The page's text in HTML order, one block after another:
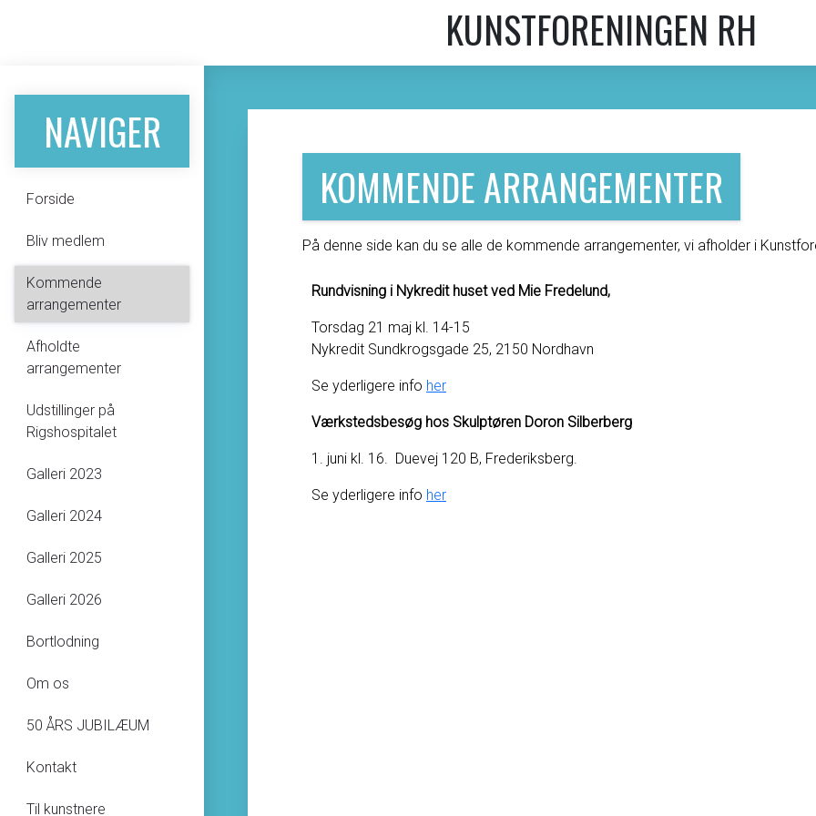
KUNSTFORENINGEN RH
NAVIGER
Forside
Bliv medlem
Kommende
arrangementer
Afholdte
arrangementer
Udstillinger på
Rigshospitalet
Galleri 2023
Galleri 2024
Galleri 2025
Galleri 2026
Bortlodning
Om os
50 ÅRS JUBILÆUM
Kontakt
Til kunstnere
KOMMENDE ARRANGEMENTER
På denne side kan du se alle de kommende arrangementer, vi afholder i
Rundvisning i Nykredit huset ved Mie Fredelund,
Torsdag 21 maj kl. 14-15
Nykredit Sundkrogsgade 25, 2150 Nordhavn
Se yderligere info her
Værkstedsbesøg hos Skulptøren Doron Silberberg
1. juni kl. 16. Duevej 120 B, Frederiksberg.
Se yderligere info her